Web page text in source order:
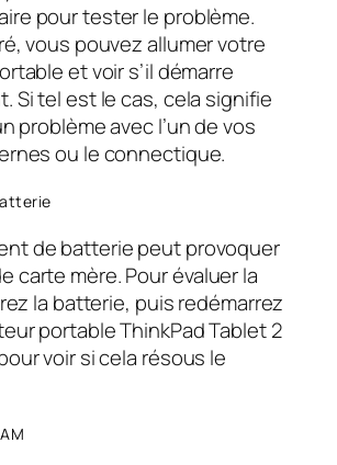
pour tester le problème.
vous pouvez allumer votre
et voir s’il démarre
Si tel est le cas, cela signifie
problème avec l’un de vos
ou le connectique.
de batterie peut provoquer
carte mère. Pour évaluer la
la batterie, puis redémarrez
portable ThinkPad Tablet 2
voir si cela résous le